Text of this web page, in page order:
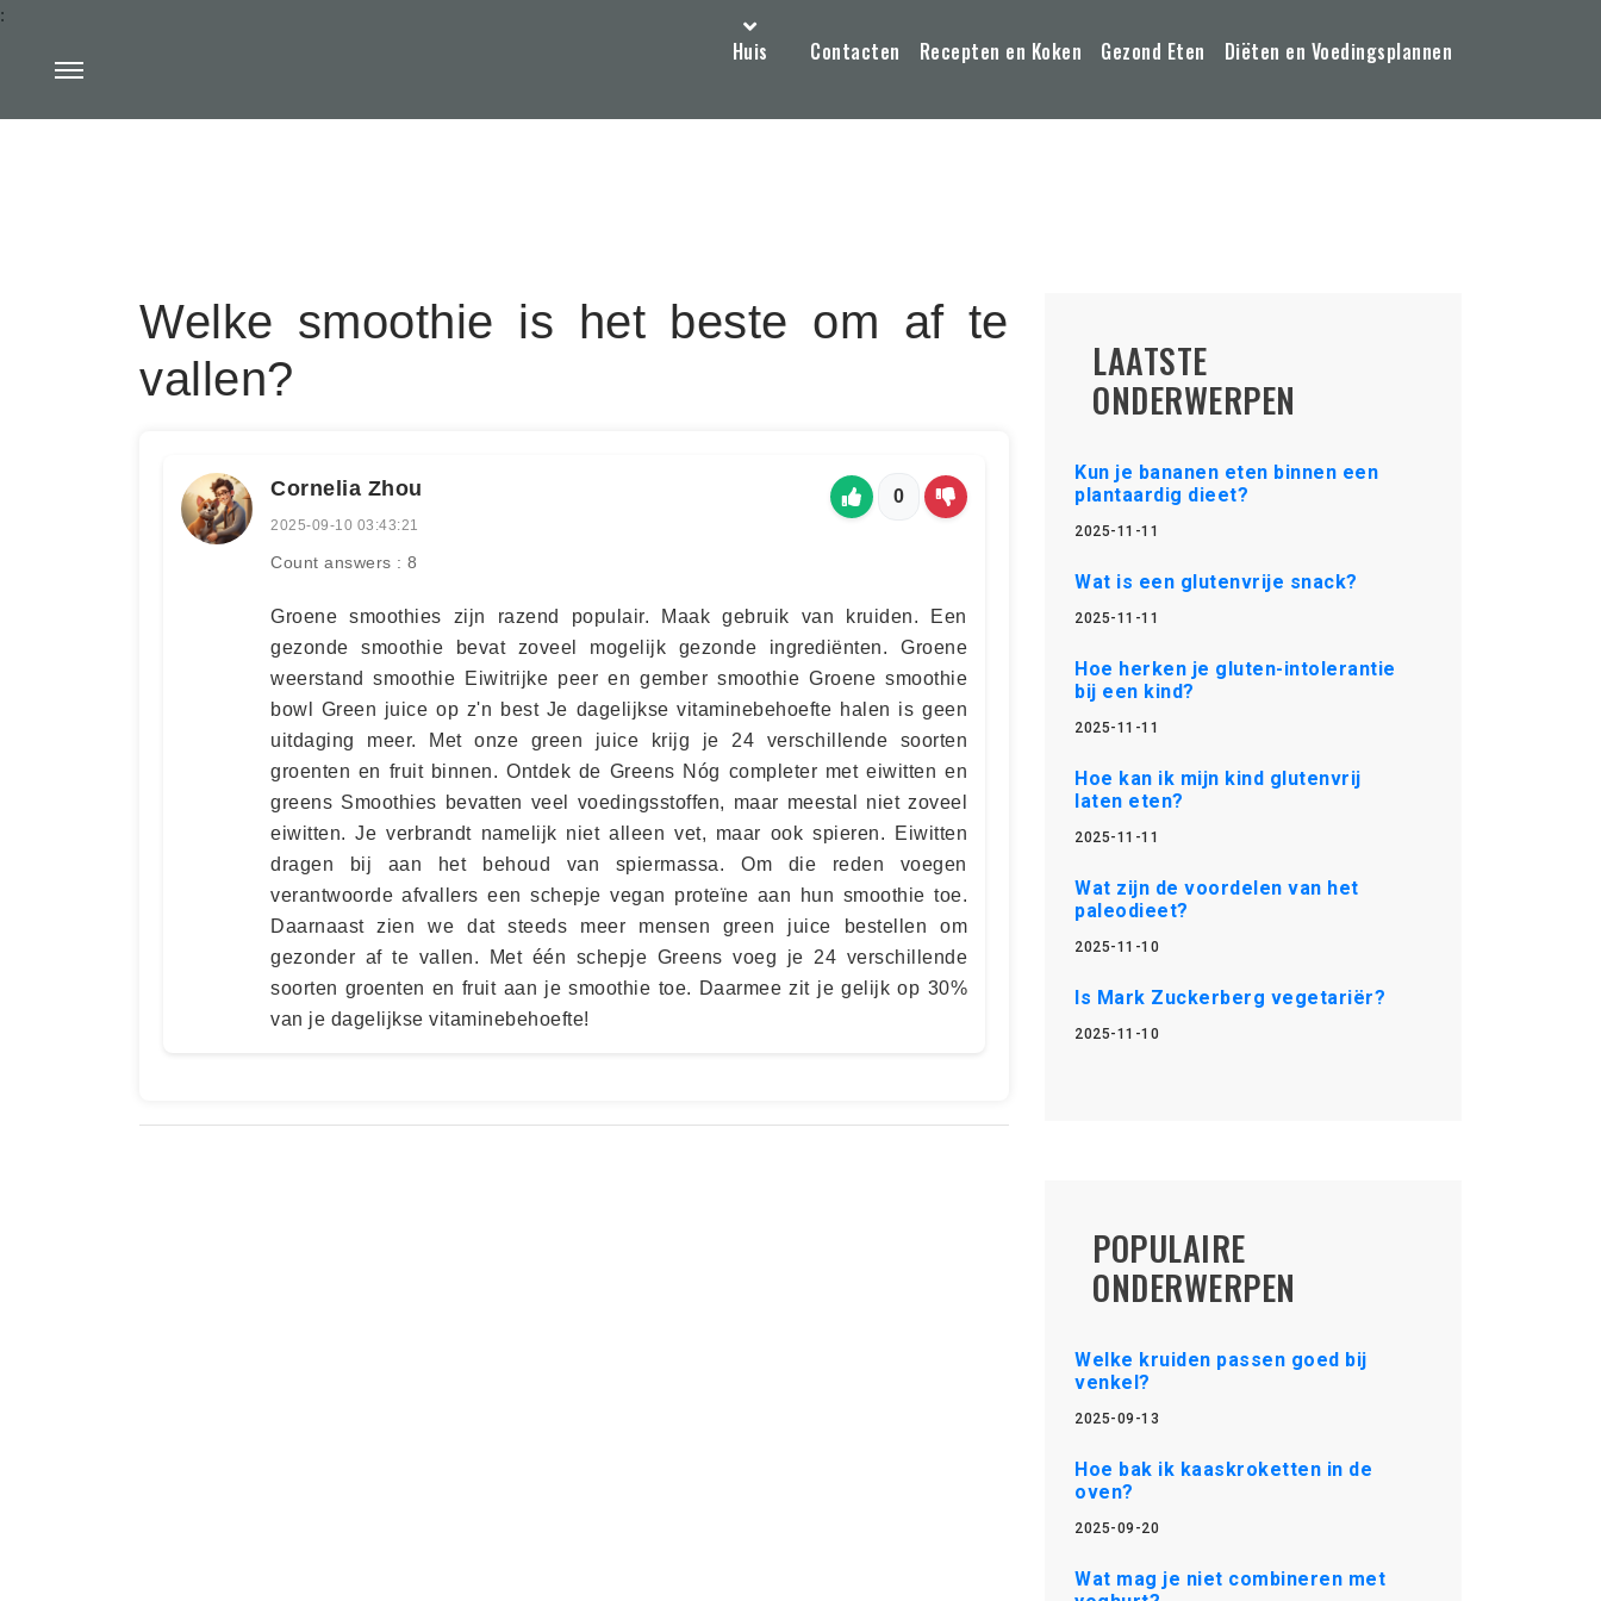
Huis Contacten Recepten en Koken Gezond Eten Diëten en Voedingsplannen
:
Welke smoothie is het beste om af te
vallen?
Cornelia Zhou
2025-09-10 03:43:21
Count answers : 8
0
Groene smoothies zijn razend populair. Maak gebruik van kruiden. Een
gezonde smoothie bevat zoveel mogelijk gezonde ingrediënten. Groene
weerstand smoothie Eiwitrijke peer en gember smoothie Groene smoothie
bowl Green juice op z'n best Je dagelijkse vitaminebehoefte halen is geen
uitdaging meer. Met onze green juice krijg je 24 verschillende soorten
groenten en fruit binnen. Ontdek de Greens Nóg completer met eiwitten en
greens Smoothies bevatten veel voedingsstoffen, maar meestal niet zoveel
eiwitten. Je verbrandt namelijk niet alleen vet, maar ook spieren. Eiwitten
dragen bij aan het behoud van spiermassa. Om die reden voegen
verantwoorde afvallers een schepje vegan proteïne aan hun smoothie toe.
Daarnaast zien we dat steeds meer mensen green juice bestellen om
gezonder af te vallen. Met één schepje Greens voeg je 24 verschillende
soorten groenten en fruit aan je smoothie toe. Daarmee zit je gelijk op 30%
van je dagelijkse vitaminebehoefte!
LAATSTE
ONDERWERPEN
Kun je bananen eten binnen een
plantaardig dieet?
2025-11-11
Wat is een glutenvrije snack?
2025-11-11
Hoe herken je gluten-intolerantie
bij een kind?
2025-11-11
Hoe kan ik mijn kind glutenvrij
laten eten?
2025-11-11
Wat zijn de voordelen van het
paleodieet?
2025-11-10
Is Mark Zuckerberg vegetariër?
2025-11-10
POPULAIRE
ONDERWERPEN
Welke kruiden passen goed bij
venkel?
2025-09-13
Hoe bak ik kaaskroketten in de
oven?
2025-09-20
Wat mag je niet combineren met